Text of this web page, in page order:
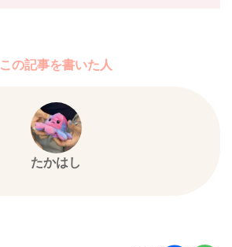
この記事を書いた人
たかはし